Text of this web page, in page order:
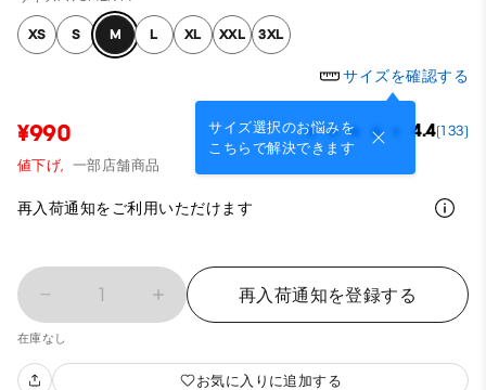
XS S M L XL XXL 3XL
サイズを確認する
サイズ選択のお悩みを
こちらで解決できます
¥990 4.4(133)
値下げ, 一部店舗商品
再入荷通知をご利用いただけます
1 再入荷通知を登録する
在庫なし
お気に入りに追加する